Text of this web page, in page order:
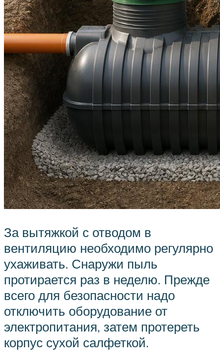
За вытяжкой с отводом в
вентиляцию необходимо регулярно
ухаживать. Снаружи пыль
протирается раз в неделю. Прежде
всего для безопасности надо
отключить оборудование от
электропитания, затем протереть
корпус сухой салфеткой.